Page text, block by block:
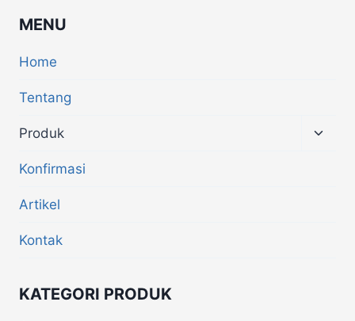
MENU
Home
Tentang
Produk
Konfirmasi
Artikel
Kontak
KATEGORI PRODUK